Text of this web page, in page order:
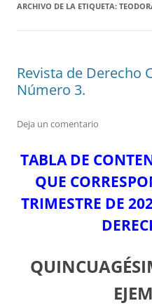
ARCHIVO DE LA ETIQUETA:
Revista de Derecho
Número 3.
Deja un comentario
TABLA DE
QUE
TRIMESTRE DE